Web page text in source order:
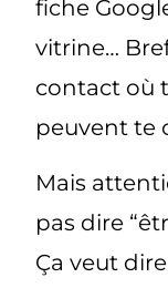
fiche
vitrine…
contact où
peuvent te
Mais
pas dire
Ça veut dire